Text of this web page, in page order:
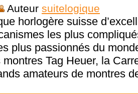
Auteur suitelogique
horlogère suisse
les plus
plus passionnés du
Tag Heuer, la
amateurs de montres